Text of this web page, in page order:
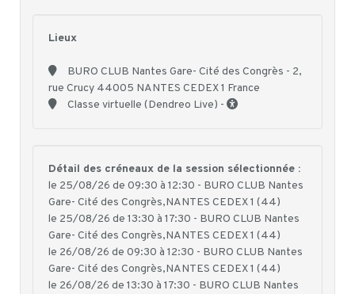
Lieux
rue Crucy 44005 NANTES CEDEX 1 France
Classe virtuelle (Dendreo Live) -
Détail des créneaux de la session sélectionnée :
le 25/08/26 de 09:30 à 12:30 - BURO CLUB Nantes
Gare- Cité des Congrès,NANTES CEDEX 1 (44)
le 25/08/26 de 13:30 à 17:30 - BURO CLUB Nantes
Gare- Cité des Congrès,NANTES CEDEX 1 (44)
le 26/08/26 de 09:30 à 12:30 - BURO CLUB Nantes
Gare- Cité des Congrès,NANTES CEDEX 1 (44)
le 26/08/26 de 13:30 à 17:30 - BURO CLUB Nantes